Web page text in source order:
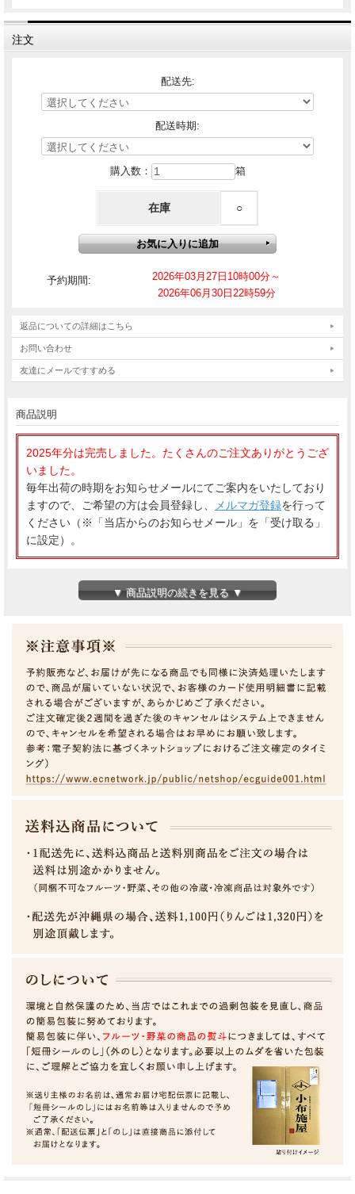
注文
配送先:
配送時期:
購入数： 箱
在庫 ○
予約期間:
2026年03月27日10時00分～
2026年06月30日22時59分
返品についての詳細はこちら
お問い合わせ
友達にメールですすめる
商品説明
毎年出荷の時期をお知らせメールにてご案内をいたしており
ますので、ご希望の方は会員登録し、
メルマガ登録を行って
ください（※「当店からのお知らせメール」を「受け取る」
に設定）。
長野県産 スマートフレッシュりんご サンふじ ご家庭用
約3kg（6～12玉）
ぷり、甘味と酸味のバランスがいいリンゴです。
※スマートフレッシュ貯蔵りんごとは、りんごを新鮮なまま長く
保つための特別な方法です。
この方法では、「1-MCP」という安全な物質を使って、りんごが
自然に熟したり、しなびたりするのをゆっくりにします。
つまり、りんごがシャキシャキしてジューシーな状態を長く保つ
ことができるのです！この技術は人や環境にも優しく、安全に使
えるとされています。
(現在出荷中のサンふじは貯蔵品となるため、蜜は果肉内に散っ
出る場合があります。あらかじめご理解・ご容赦ください。
サンふじりんごとは？
サンふじは、普通のふじりんごと違い袋をかけずに栽培
されます。
のより甘みや香りがいっそう良くなります。
更に、信州小布施は内陸性の気候で昼夜の寒暖の差が大
きく、少雨の為、品質の高いりんごが収穫されます。
りんごの本場、信州で育った、甘みたっぷり、とってもジューシ
ーなサンふじです。
信州のりんごは、ゴールデンウィーク頃には花が咲き始めます。
他の地域に比べ、花が咲いてから収穫までの日数が長く、太陽に
▼ 商品説明の続きを見る ▼